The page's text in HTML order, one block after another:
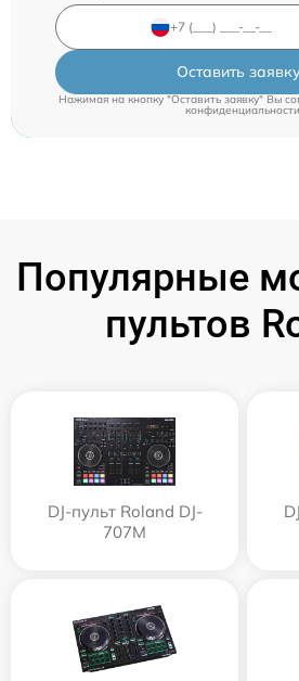
Оставить
Нажимая на кнопку "Оставить заявку" Вы
конфиденциальности
Популярные
пультов
DJ-пульт Roland DJ-
707M